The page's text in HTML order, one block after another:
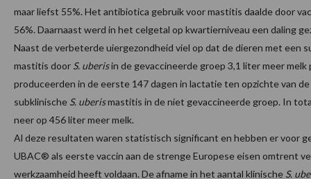
maar liefst 55%. Het antibiotica gebruik voor mastitis daalde door
56%. Daarnaast werd in het celgetal op kwartierniveau een daling
Naast de verbeterde uiergezondheid viel op dat de dieren met een
mastitis door S. uberisin de gevaccineerde groep 3,1 liter meer melk
produceerden in de eerste 147 dagen in lactatie ten opzichte van
subklinische S. uberismastitis in de niet gevaccineerde groep. In
neer op 456 liter meer melk.
Al deze resultaten waren statistisch significant en hebben er voor
UBAC® als eerste vaccin aan de strenge Europese eisen omtrent
werkzaamheid heeft voldaan. De afname in het aantal klinische S.